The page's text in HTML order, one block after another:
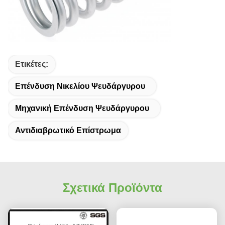
Ετικέτες:
Επένδυση Νικελίου Ψευδάργυρου
Μηχανική Επένδυση Ψευδάργυρου
Αντιδιαβρωτικό Επίστρωμα
Σχετικά Προϊόντα